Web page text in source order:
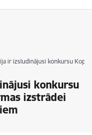
ir izsludinājusi konkursu
konkursu
izstrādei